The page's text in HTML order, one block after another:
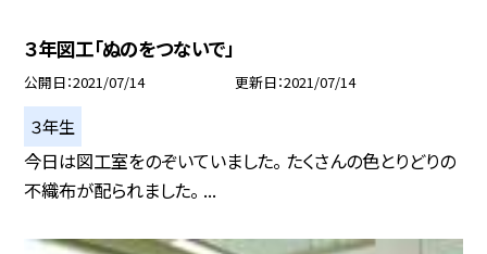
３年図工「ぬのをつないで」
公開日 2021/07/14 更新日 2021/07/14
３年生
今日は図工室をのぞいていました。 たくさんの色とりどりの
不織布が配られました。 ...